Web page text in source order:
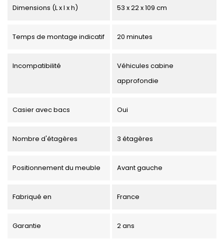
Dimensions (L x l x h) 53 x 22 x 109 cm
Temps de montage indicatif 20 minutes
Incompatibilité
Véhicules cabine
approfondie
Casier avec bacs Oui
Nombre d'étagères 3 étagères
Positionnement du meuble Avant gauche
Fabriqué en France
Garantie 2 ans